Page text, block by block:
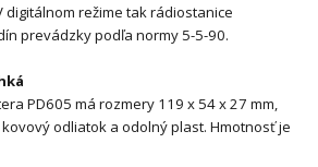
digitálnom režime tak rádiostanice
prevádzky podľa normy 5-5-90.
PD605 má rozmery 119 x 54 x 27 mm,
odliatok a odolný plast. Hmotnosť je